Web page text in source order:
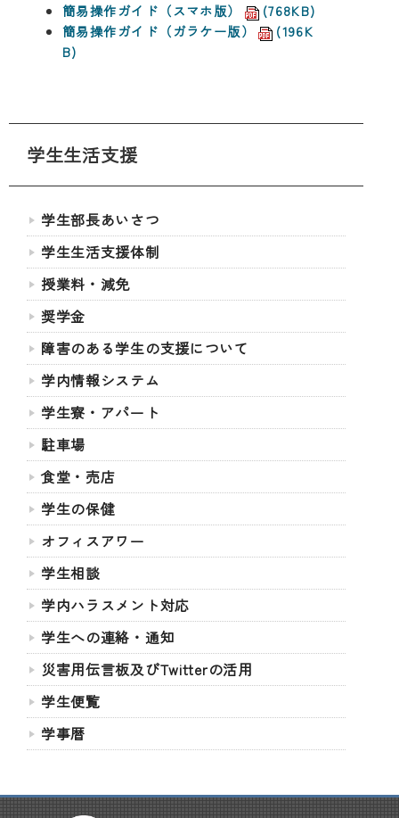
簡易操作ガイド（スマホ版）
(768KB)
簡易操作ガイド（ガラケー版）
(196K
B)
学生生活支援
学生部長あいさつ
学生生活支援体制
授業料・減免
奨学金
障害のある学生の支援について
学内情報システム
学生寮・アパート
駐車場
食堂・売店
学生の保健
オフィスアワー
学生相談
学内ハラスメント対応
学生への連絡・通知
災害用伝言板及びTwitterの活用
学生便覧
学事暦